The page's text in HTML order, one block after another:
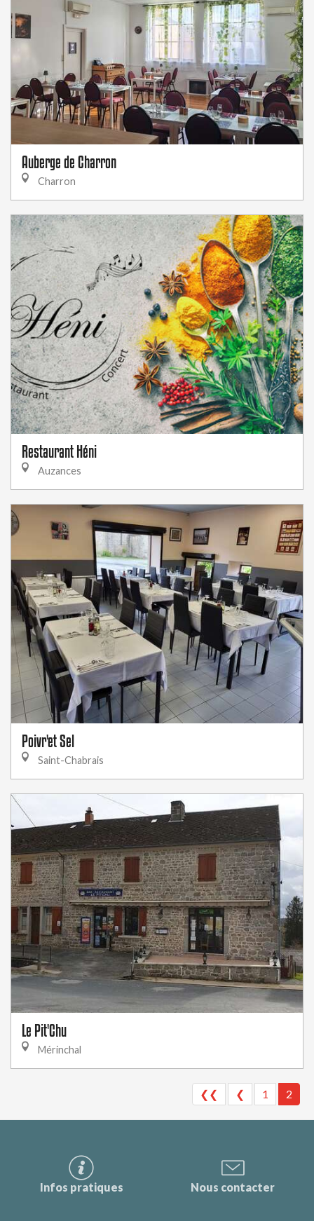
Auberge de Charron
Charron
Restaurant Héni
Auzances
Poivr'et Sel
Saint-Chabrais
Le Pit'Chu
Mérinchal
❮❮ ❮ 1 2
Infos pratiques Nous contacter